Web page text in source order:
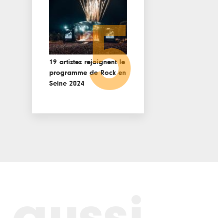
19 artistes rejoignent le
programme de Rock en
Seine 2024 5